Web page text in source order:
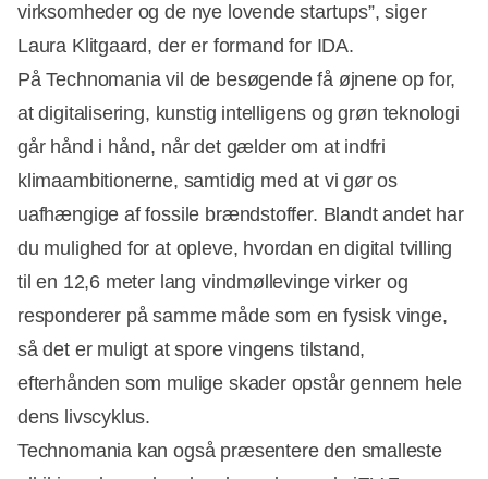
virksomheder og de nye lovende startups”, siger
Laura Klitgaard, der er formand for IDA.
På Technomania vil de besøgende få øjnene op for,
at digitalisering, kunstig intelligens og grøn teknologi
går hånd i hånd, når det gælder om at indfri
klimaambitionerne, samtidig med at vi gør os
uafhængige af fossile brændstoffer. Blandt andet har
du mulighed for at opleve, hvordan en digital tvilling
til en 12,6 meter lang vindmøllevinge virker og
responderer på samme måde som en fysisk vinge,
så det er muligt at spore vingens tilstand,
efterhånden som mulige skader opstår gennem hele
dens livscyklus.
Technomania kan også præsentere den smalleste